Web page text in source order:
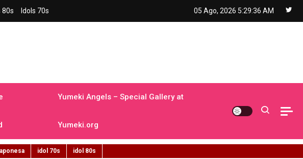
80s Idols 70s 05 Ago, 2026 5:29:38 AM
Yumeki Angels – Special Gallery at
Yumeki.org
idol 70s idol 80s